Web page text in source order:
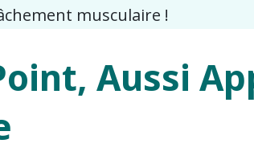
musculaire !
Aussi